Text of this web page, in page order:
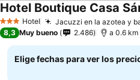
3 Estrellas
Hotel Jacuzzi en la azotea y
Hotel Boutique Casa
8,3 Muy bueno 2.486 a 0.6 km
Elige fechas para ver los